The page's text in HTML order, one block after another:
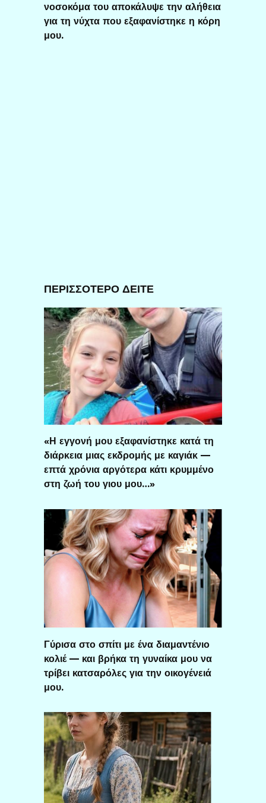
νοσοκόμα του αποκάλυψε την αλήθεια
για τη νύχτα που εξαφανίστηκε η κόρη
μου.
ΠΕΡΙΣΣΟΤΕΡΟ ΔΕΙΤΕ
«Η εγγονή μου εξαφανίστηκε κατά τη
διάρκεια μιας εκδρομής με καγιάκ —
επτά χρόνια αργότερα κάτι κρυμμένο
στη ζωή του γιου μου…»
Γύρισα στο σπίτι με ένα διαμαντένιο
κολιέ — και βρήκα τη γυναίκα μου να
τρίβει κατσαρόλες για την οικογένειά
μου.